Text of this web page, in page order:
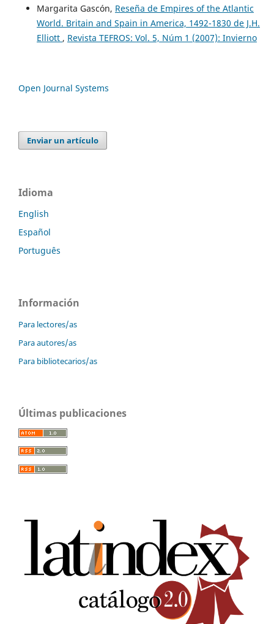
Margarita Gascón, Reseña de Empires of the Atlantic
World. Britain and Spain in America, 1492-1830 de J.H.
Elliott , Revista TEFROS: Vol. 5, Núm 1 (2007): Invierno
Open Journal Systems
Enviar un artículo
Idioma
English
Español
Português
Información
Para lectores/as
Para autores/as
Para bibliotecarios/as
Últimas publicaciones